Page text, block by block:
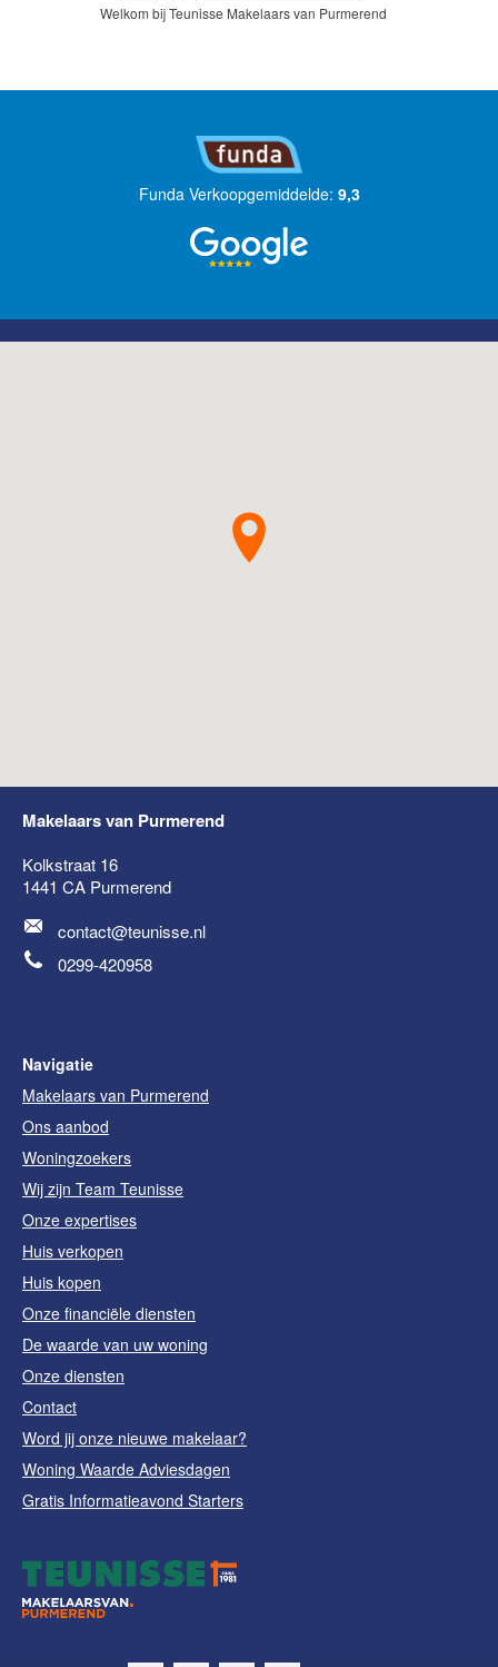
Welkom bij Teunisse Makelaars van Purmerend
Funda Verkoopgemiddelde: 9,3
Makelaars van Purmerend
Kolkstraat 16
1441 CA Purmerend
contact@teunisse.nl
0299-420958
Navigatie
Makelaars van Purmerend
Ons aanbod
Woningzoekers
Wij zijn Team Teunisse
Onze expertises
Huis verkopen
Huis kopen
Onze financiële diensten
De waarde van uw woning
Onze diensten
Contact
Word jij onze nieuwe makelaar?
Woning Waarde Adviesdagen
Gratis Informatieavond Starters